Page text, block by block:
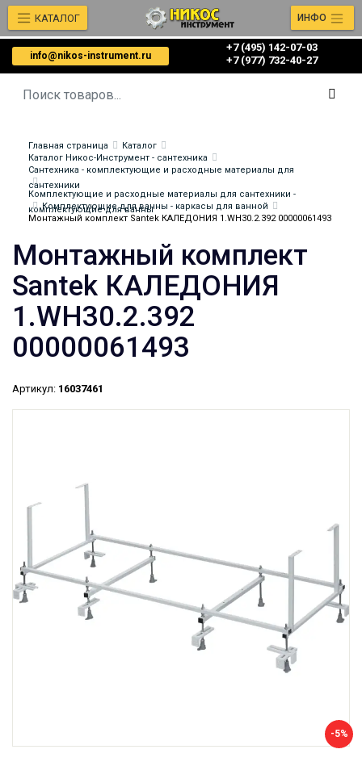
info@nikos-instrument.ru
+7 (495) 142-07-03
‎‎+7 (977) 732-40-27
КАТАЛОГ ИНФО
Главная страница
Каталог
Каталог Никос-Инструмент - сантехника
Сантехника - комплектующие и расходные материалы для
сантехники
Комплектующие и расходные материалы для сантехники -
комплектующие для ванны
Комплектующие для ванны - каркасы для ванной
Монтажный комплект Santek КАЛЕДОНИЯ 1.WH30.2.392 00000061493
Монтажный комплект
Santek КАЛЕДОНИЯ
1.WH30.2.392
00000061493
Артикул: 16037461
-5%